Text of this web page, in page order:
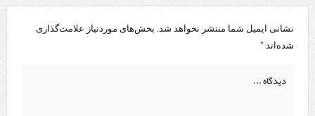
نشانی ایمیل شما منتشر نخواهد شد. بخش‌های موردنیاز علامت‌گذاری
شده‌اند *